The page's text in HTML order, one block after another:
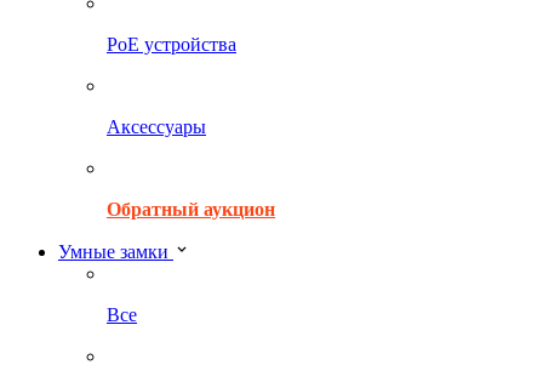
PoE устройства
Аксессуары
Обратный аукцион
Умные замки
Все